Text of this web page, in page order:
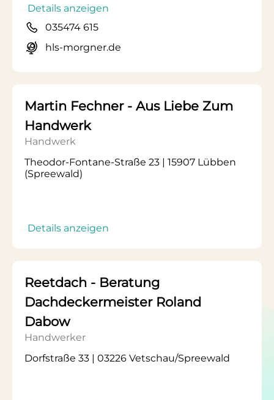
Details anzeigen
035474 615
hls-morgner.de
Martin Fechner - Aus Liebe Zum
Handwerk
Handwerk
Theodor-Fontane-Straße 23 | 15907 Lübben
(Spreewald)
Details anzeigen
Reetdach - Beratung
Dachdeckermeister Roland
Dabow
Handwerker
Dorfstraße 33 | 03226 Vetschau/Spreewald